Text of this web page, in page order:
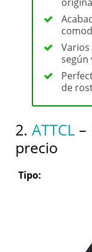
según
de
2.ATTCL –
precio
Tipo: